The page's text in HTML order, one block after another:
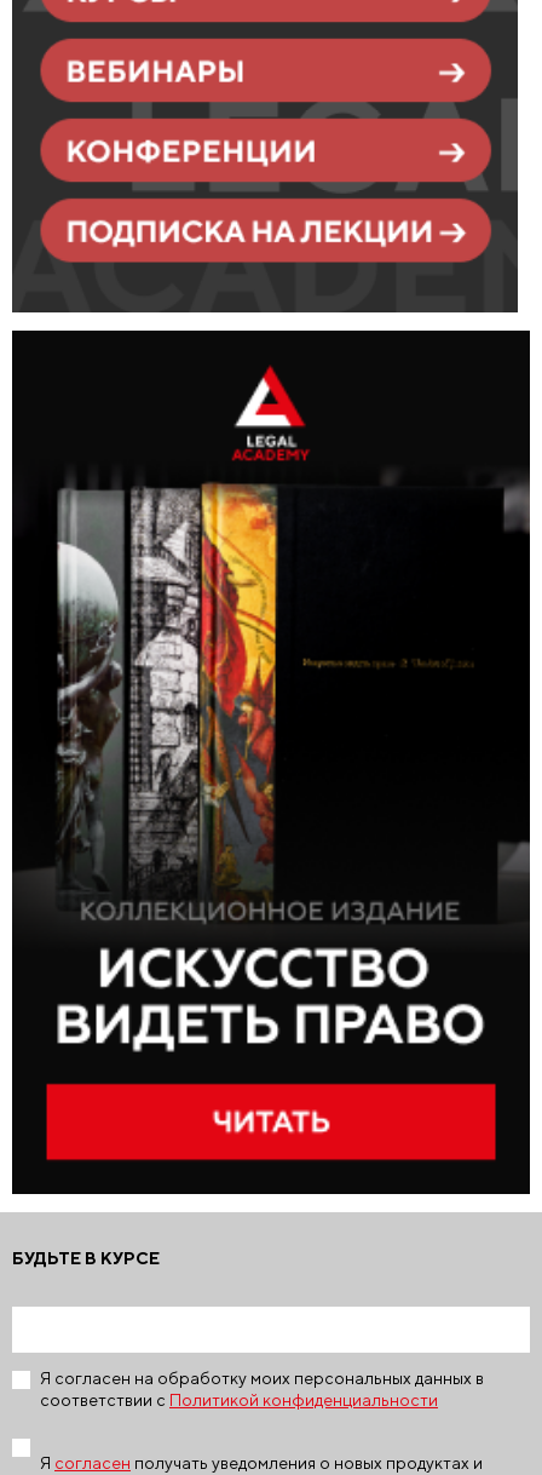
БУДЬТЕ В КУРСЕ
Я согласен на обработку моих персональных данных в
соответствии с Политикой конфиденциальности
Я согласен получать уведомления о новых продуктах и